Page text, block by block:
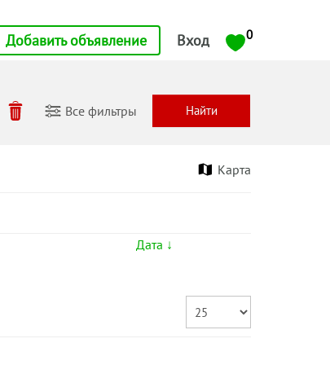
Добавить объявление Вход 0
Все фильтры
Карта
Дата ↓